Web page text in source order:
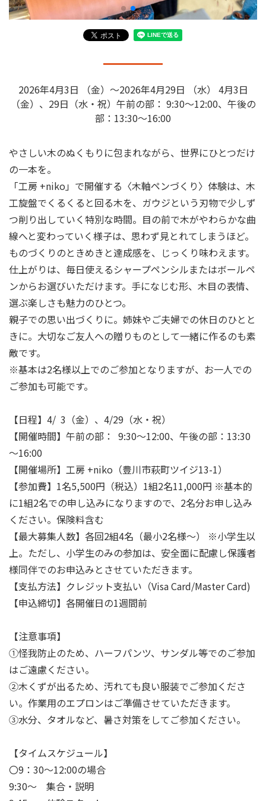
2026年4月3日 （金）～2026年4月29日 （水） 4月3日
（金）、29日（水・祝）午前の部： 9:30～12:00、午後の
部：13:30～16:00
やさしい木のぬくもりに包まれながら、世界にひとつだけ
の一本を。
「工房 +niko」で開催する〈木軸ペンづくり〉体験は、木
工旋盤でくるくると回る木を、ガウジという刃物で少しず
つ削り出していく特別な時間。目の前で木がやわらかな曲
線へと変わっていく様子は、思わず見とれてしまうほど。
ものづくりのときめきと達成感を、じっくり味わえます。
仕上がりは、毎日使えるシャープペンシルまたはボールペ
ンからお選びいただけます。手になじむ形、木目の表情、
選ぶ楽しさも魅力のひとつ。
親子での思い出づくりに。姉妹やご夫婦での休日のひとと
きに。大切なご友人への贈りものとして一緒に作るのも素
敵です。
※基本は2名様以上でのご参加となりますが、お一人での
ご参加も可能です。
【日程】4/ 3（金）、4/29（水・祝）
【開催時間】午前の部： 9:30～12:00、午後の部：13:30
～16:00
【開催場所】工房 +niko（豊川市萩町ツイジ13-1）
【参加費】1名5,500円（税込）1組2名11,000円 ※基本的
に1組2名での申し込みになりますので、2名分お申し込み
ください。保険料含む
【最大募集人数】各回2組4名（最小2名様～） ※小学生以
上。ただし、小学生のみの参加は、安全面に配慮し保護者
様同伴でのお申込みとさせていただきます。
【支払方法】クレジット支払い（Visa Card/Master Card)
【申込締切】各開催日の1週間前
【注意事項】
①怪我防止のため、ハーフパンツ、サンダル等でのご参加
はご遠慮ください。
②木くずが出るため、汚れても良い服装でご参加くださ
い。作業用のエプロンはご準備させていただきます。
③水分、タオルなど、暑さ対策をしてご参加ください。
【タイムスケジュール】
〇9：30～12:00の場合
9:30～ 集合・説明